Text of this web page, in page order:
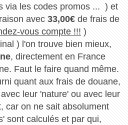
via les codes promos ... ) et
avec 33,00€de frais de
vous compte !!! )
) l'on trouve bien mieux,
, directement en France
Faut le faire quand même.
quant aux frais de douane,
leur 'nature' ou avec leur
car on ne sait absolument
sont calculés et par qui,